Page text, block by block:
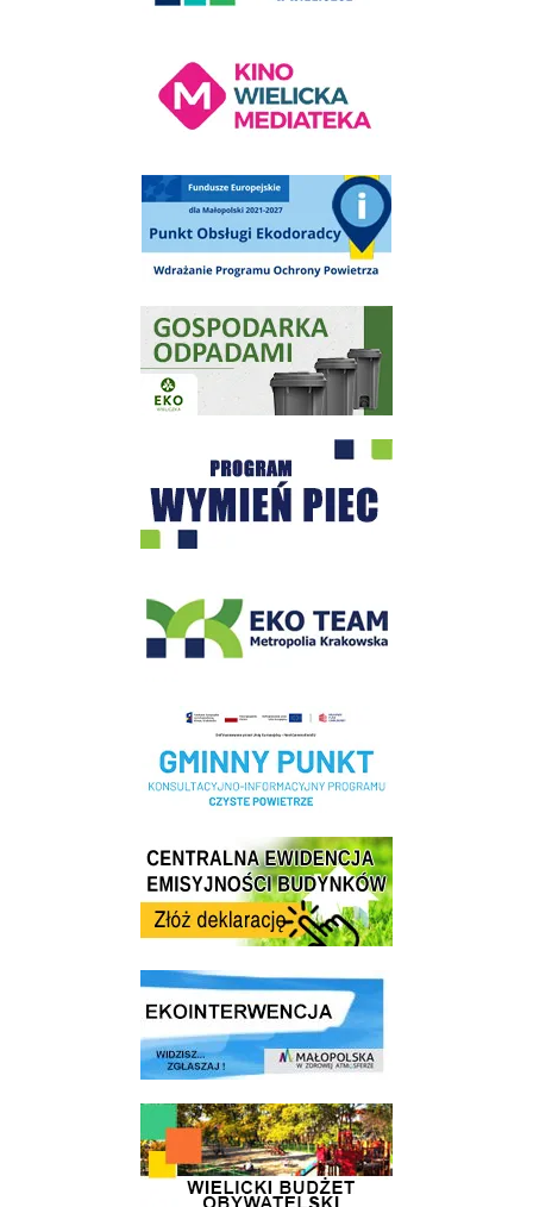
Punkt Obsługi Ekodoradcy Wieliczka
Gospodarka odpadami na terenie Miasta i Gminy Wieliczka
Program "Czyste Powietrze" - Wieliczka
Realizacja Programu Czyste Powietrze w Gminie Wieliczka
Centrala Ewidencja Emisyjności Budynków - złóż deklarację
link do strony ekointerwencja dot.- powietrza
link do strony - Wielicki Budżet Obywatelski